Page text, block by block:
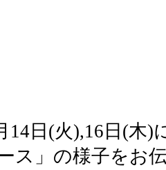
14日(火),16日(木
ス」の様子をお